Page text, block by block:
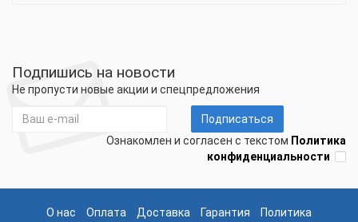
Подпишись на новости
Не пропусти новые акции и спецпредложения
Подписаться
Ознакомлен и согласен с текстом Политика
конфиденциальности
О нас Оплата Доставка Гарантия Политика